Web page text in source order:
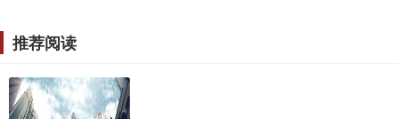
推荐阅读